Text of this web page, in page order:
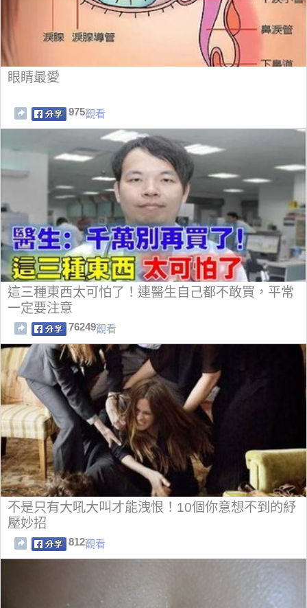
眼睛最愛
975觀看
這三種東西太可怕了！連醫生自己都不敢買，平常
一定要注意
76249觀看
不是只有大吼大叫才能洩恨！10個你意想不到的紓
壓妙招
812觀看